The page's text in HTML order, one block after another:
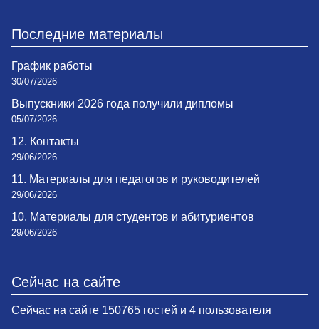
Последние материалы
График работы
30/07/2026
Выпускники 2026 года получили дипломы
05/07/2026
12. Контакты
29/06/2026
11. Материалы для педагогов и руководителей
29/06/2026
10. Материалы для студентов и абитуриентов
29/06/2026
Сейчас на сайте
Сейчас на сайте 150765 гостей и 4 пользователя